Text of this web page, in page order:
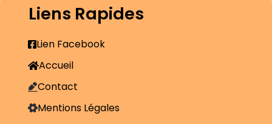
Liens Rapides
Lien Facebook
Accueil
Contact
Mentions Légales